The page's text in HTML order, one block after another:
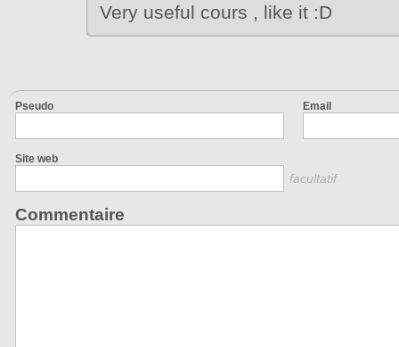
Very useful cours , like it :D
Pseudo Email
Site web
facultatif
Commentaire